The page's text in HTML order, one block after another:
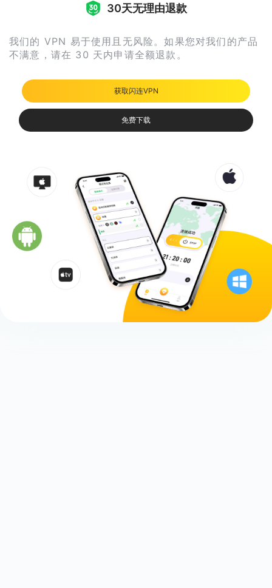
30天无理由退款
我们的 VPN 易于使用且无风险。如果您对我们的产品
不满意，请在 30 天内申请全额退款。
获取闪连VPN
免费下载